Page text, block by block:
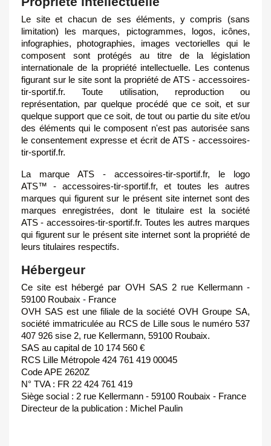
Le site et chacun de ses éléments, y compris (sans
limitation) les marques, pictogrammes, logos, icônes,
infographies, photographies, images vectorielles qui le
composent sont protégés au titre de la législation
internationale de la propriété intellectuelle. Les contenus
figurant sur le site sont la propriété de ATS - accessoires-
tir-sportif.fr. Toute utilisation, reproduction ou
représentation, par quelque procédé que ce soit, et sur
quelque support que ce soit, de tout ou partie du site et/ou
des éléments qui le composent n'est pas autorisée sans
le consentement expresse et écrit de ATS - accessoires-
tir-sportif.fr.
La marque ATS - accessoires-tir-sportif.fr, le logo
ATS™ - accessoires-tir-sportif.fr, et toutes les autres
marques qui figurent sur le présent site internet sont des
marques enregistrées, dont le titulaire est la société
ATS - accessoires-tir-sportif.fr. Toutes les autres marques
qui figurent sur le présent site internet sont la propriété de
leurs titulaires respectifs.
Hébergeur
Ce site est hébergé par OVH SAS 2 rue Kellermann -
59100 Roubaix - France
OVH SAS est une filiale de la société OVH Groupe SA,
société immatriculée au RCS de Lille sous le numéro 537
407 926 sise 2, rue Kellermann, 59100 Roubaix.
SAS au capital de 10 174 560 €
RCS Lille Métropole 424 761 419 00045
Code APE 2620Z
N° TVA : FR 22 424 761 419
Siège social : 2 rue Kellermann - 59100 Roubaix - France
Directeur de la publication : Michel Paulin